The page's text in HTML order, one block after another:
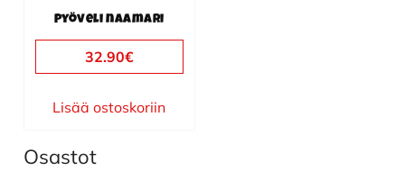
Pyöveli naamari
32.90€
Lisää ostoskoriin
Ensisijainen
Osastot